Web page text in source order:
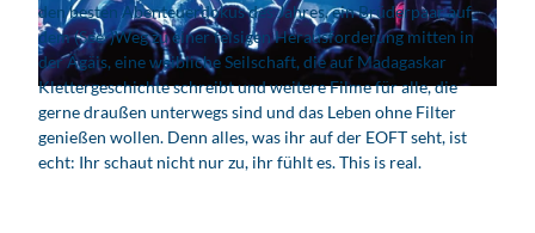
© EOFT 2026 – Foto: ChristophJohann
© Prinz
den besten Abenteuerdokus des Jahres, ein Brüderpaar auf
dem (See-)Weg zu einer felsigen Herausforderung mitten in
der Ägäis, eine weibliche Seilschaft, die auf Madagaskar
Klettergeschichte schreibt und weitere Filme für alle, die
gerne draußen unterwegs sind und das Leben ohne Filter
genießen wollen. Denn alles, was ihr auf der EOFT seht, ist
echt: Ihr schaut nicht nur zu, ihr fühlt es. This is real.